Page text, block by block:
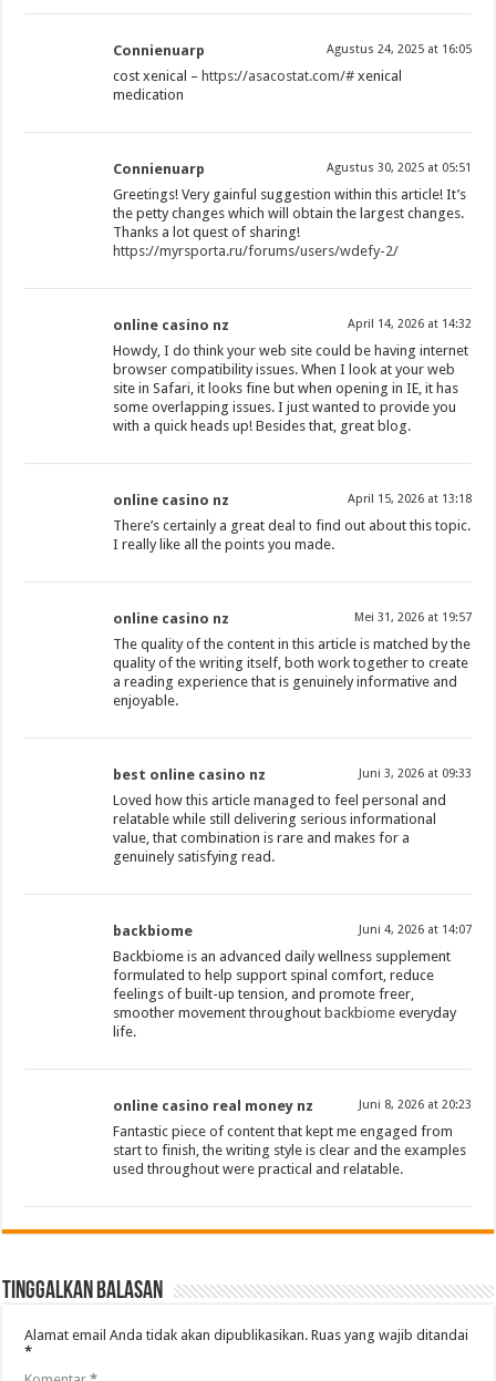
Connienuarp Agustus 24, 2025 at 16:05
cost xenical –https://asacostat.com/# xenical
medication
Connienuarp Agustus 30, 2025 at 05:51
Greetings! Very gainful suggestion within this article! It’s
the petty changes which will obtain the largest changes.
Thanks a lot quest of sharing!
https://myrsporta.ru/forums/users/wdefy-2/
online casino nz April 14, 2026 at 14:32
Howdy, I do think your web site could be having internet
browser compatibility issues. When I look at your web
site in Safari, it looks fine but when opening in IE, it has
some overlapping issues. I just wanted to provide you
with a quick heads up! Besides that, great blog.
online casino nz April 15, 2026 at 13:18
There’s certainly a great deal to find out about this topic.
I really like all the points you made.
online casino nz Mei 31, 2026 at 19:57
The quality of the content in this article is matched by the
quality of the writing itself, both work together to create
a reading experience that is genuinely informative and
enjoyable.
best online casino nz Juni 3, 2026 at 09:33
Loved how this article managed to feel personal and
relatable while still delivering serious informational
value, that combination is rare and makes for a
genuinely satisfying read.
backbiome Juni 4, 2026 at 14:07
Backbiome is an advanced daily wellness supplement
formulated to help support spinal comfort, reduce
feelings of built-up tension, and promote freer,
smoother movement throughoutbackbiome everyday
life.
online casino real money nz Juni 8, 2026 at 20:23
Fantastic piece of content that kept me engaged from
start to finish, the writing style is clear and the examples
used throughout were practical and relatable.
Tinggalkan Balasan
Alamat email Anda tidak akan dipublikasikan. Ruas yang wajib ditandai
*